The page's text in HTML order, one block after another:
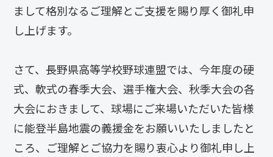
まして格別なるご理解とご支援を賜り厚く御礼申
し上げます。
さて、長野県高等学校野球連盟では、今年度の硬
式、軟式の春季大会、選手権大会、秋季大会の各
大会におきまして、球場にご来場いただいた皆様
に能登半島地震の義援金をお願いいたしましたと
ころ、ご理解とご協力を賜り衷心より御礼申し上